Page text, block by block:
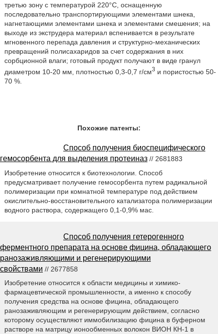
третью зону с температурой 220°C, оснащенную
последовательно транспортирующими элементами шнека,
нагнетающими элементами шнека и элементами смешения; на
выходе из экструдера материал вспенивается в результате
мгновенного перепада давления и структурно-механических
превращений полисахаридов за счет содержания в них
сорбционной влаги; готовый продукт получают в виде гранул
диаметром 10-20 мм, плотностью 0,3-0,7 г/см3 и пористостью 50-
70 %.
Похожие патенты:
Способ получения биоспецифического
гемосорбента для выделения протеиназ // 2681883
Изобретение относится к биотехнологии. Способ
предусматривает получение гемосорбента путем радикальной
полимеризации при комнатной температуре под действием
окислительно-восстановительного катализатора полимеризации
водного раствора, содержащего 0,1-0,9% мас.
Способ получения гетерогенного
ферментного препарата на основе фицина, обладающего
ранозаживляющими и регенерирующими
свойствами // 2677858
Изобретение относится к области медицины и химико-
фармацевтической промышленности, а именно к способу
получения средства на основе фицина, обладающего
ранозаживляющим и регенерирующим действием, согласно
которому осуществляют иммобилизацию фицина в буферном
растворе на матрицу ионообменных волокон ВИОН КН-1 в